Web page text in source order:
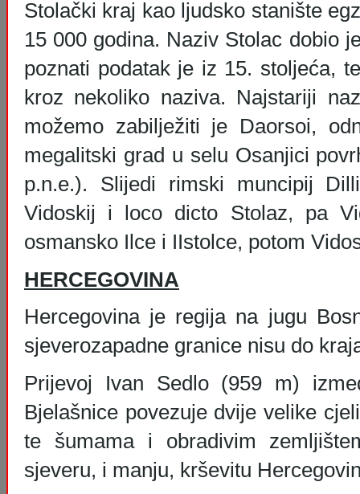
Stolački kraj kao ljudsko stanište
15 000 godina. Naziv Stolac dobio
poznati podatak je iz 15. stoljeća,
kroz nekoliko naziva. Najstariji
možemo zabilježiti je Daorsoi,
megalitski grad u selu Osanjici
p.n.e.). Slijedi rimski muncipij
Vidoskij i loco dicto Stolaz, pa
osmansko Ilce i IIstolce, potom
HERCEGOVINA
Hercegovina je regija na jugu
sjeverozapadne granice nisu do
Prijevoj Ivan Sedlo (959 m)
Bjelašnice povezuje dvije velike
te šumama i obradivim
sjeveru, i manju, krševitu